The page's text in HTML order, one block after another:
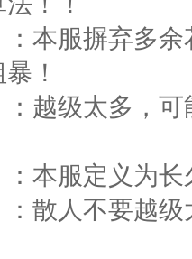
：本服摒弃多
！
：越级太多，
：本服定义为
：散人不要越